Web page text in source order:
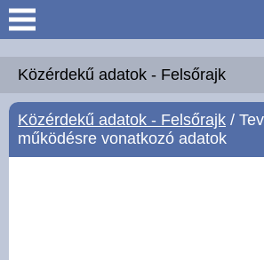
Keresés
Köszöntő
Hírek
Közérdekű adatok - Felsőrajk
Közérdekű adatok - Felsőrajk /
működésre vonatkozó adatok